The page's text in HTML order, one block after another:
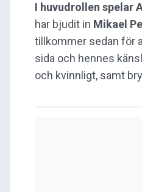
I huvudrollen spelar
har bjudit in Mikael
tillkommer sedan för
sida och hennes
och kvinnligt, samt